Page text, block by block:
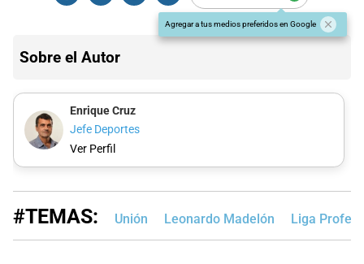
Agregar a tus medios preferidos en Google
Sobre el Autor
Enrique Cruz
Jefe Deportes
Ver Perfil
#TEMAS: Unión Leonardo Madelón Liga